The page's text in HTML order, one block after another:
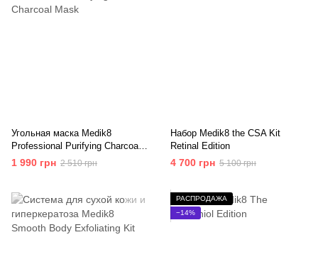
Угольная маска Medik8
Professional Purifying Charcoal
Mask
1 990 грн 2 510 грн
Набор Medik8 the CSA Kit
Retinal Edition
4 700 грн 5 100 грн
РАСПРОДАЖА
−14%